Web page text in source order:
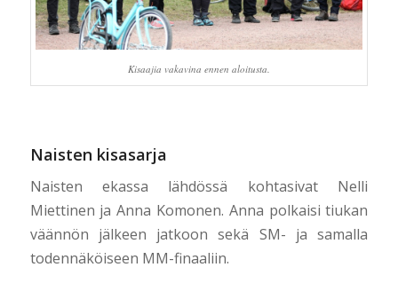
Kisaajia vakavina ennen aloitusta.
Naisten kisasarja
Naisten ekassa lähdössä kohtasivat Nelli
Miettinen ja Anna Komonen. Anna polkaisi tiukan
väännön jälkeen jatkoon sekä SM- ja samalla
todennäköiseen MM-finaaliin.